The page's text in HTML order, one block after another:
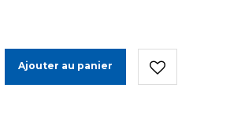
Ajouter au panier